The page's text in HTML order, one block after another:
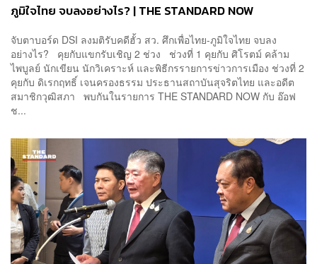
ภูมิใจไทย จบลงอย่างไร? | THE STANDARD NOW
จับตาบอร์ด DSI ลงมติรับคดีฮั้ว สว. ศึกเพื่อไทย-ภูมิใจไทย จบลง
อย่างไร? คุยกับแขกรับเชิญ 2 ช่วง ช่วงที่ 1 คุยกับ ศิโรตม์ คล้าม
ไพบูลย์ นักเขียน นักวิเคราะห์ และพิธีกรรายการข่าวการเมือง ช่วงที่ 2
คุยกับ ดิเรกฤทธิ์ เจนครองธรรม ประธานสถาบันสุจริตไทย และอดีต
สมาชิกวุฒิสภา พบกันในรายการ THE STANDARD NOW กับ อ๊อฟ
ช...